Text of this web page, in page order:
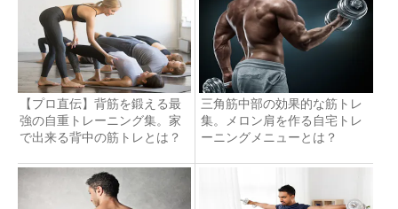
【プロ直伝】背筋を鍛える最
強の自重トレーニング集。家
で出来る背中の筋トレとは？
三角筋中部の効果的な筋トレ
集。メロン肩を作る自宅トレ
ーニングメニューとは？